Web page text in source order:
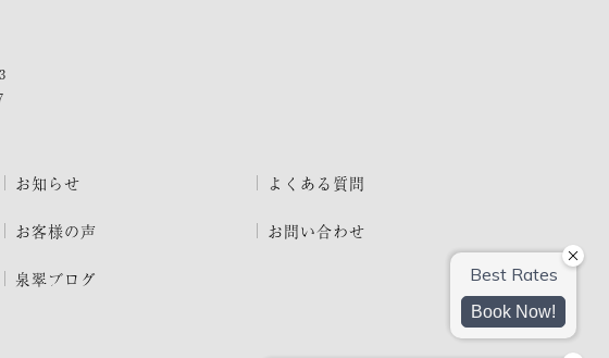
お知らせ
お客様の声
泉翠ブログ
よくある質問
お問い合わせ